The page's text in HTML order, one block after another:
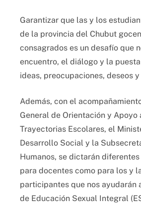
Garantizar que las y los
de la provincia del Chubut
consagrados es un desafío que
encuentro, el diálogo y la
ideas, preocupaciones, deseos
Además, con el
General de Orientación y Apoyo
Trayectorias Escolares, el
Desarrollo Social y la
Humanos, se dictarán
para docentes como para los y
participantes que nos ayudarán
de Educación Sexual Integral